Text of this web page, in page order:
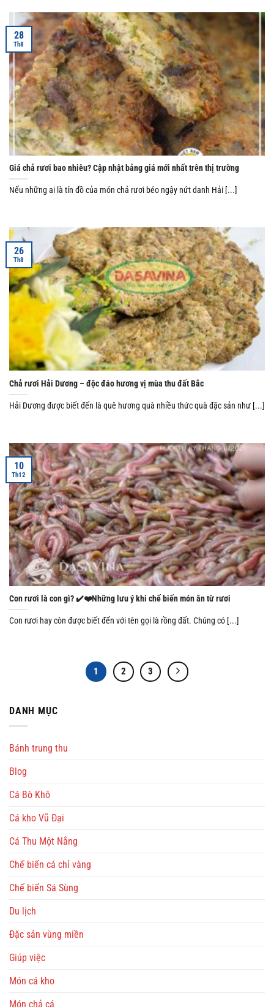
Giá chả rươi bao nhiêu? Cập nhật bảng giá mới nhất trên thị trường
Nếu những ai là tín đồ của món chả rươi béo ngậy nứt danh Hải [...]
28
Th8
Chả rươi Hải Dương – độc đáo hương vị mùa thu đất Bắc
Hải Dương được biết đến là quê hương quà nhiều thức quà đặc sản như [...]
26
Th8
Con rươi là con gì? ✔️❤️Những lưu ý khi chế biến món ăn từ rươi
Con rươi hay còn được biết đến với tên gọi là rồng đất. Chúng có [...]
10
Th12
1 2 3
DANH MỤC
Bánh trung thu
Blog
Cá Bò Khô
Cá kho Vũ Đại
Cá Thu Một Nắng
Chế biến cá chỉ vàng
Chế biến Sá Sùng
Du lịch
Đặc sản vùng miền
Giúp việc
Món cá kho
Món chả cá